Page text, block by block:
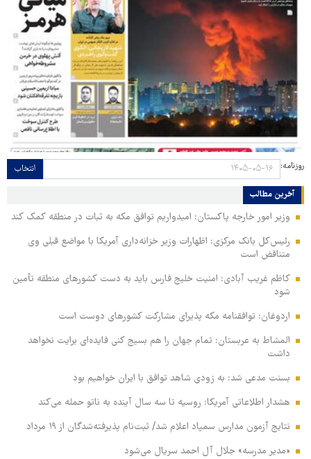
روزنامه: انتخاب
آخرین مطالب
وزیر امور خارجه پاکستان: امیدواریم توافق مکه به ثبات در منطقه کمک کند
رئیس‌کل بانک مرکزی: اظهارات وزیر خزانه‌داری آمریکا با مواضع قبلی وی
متناقض است
کاظم غریب آبادی: امنیت خلیج فارس باید به دست کشورهای منطقه تأمین
شود
اردوغان: توافقنامه مکه پذیرای مشارکت کشورهای دوست است
المشاط به عربستان: تمام جهان را هم بسیج کنی فایده‌ای برایت نخواهد
داشت
بسنت مدعی شد: به زودی شاهد توافق با ایران خواهیم بود
هشدار اطلاعاتی آمریکا: روسیه تا سه سال آینده به ناتو حمله می‌کند
نتایج آزمون مدارس سمپاد اعلام شد/ ثبت‌نام پذیرفته‌شدگان از ۱۹ مرداد
«مدیر مدرسه» جلال آل احمد سریال می‌شود